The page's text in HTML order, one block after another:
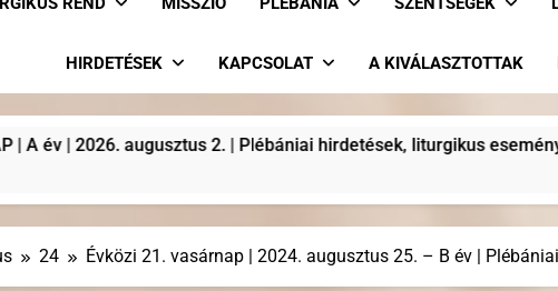
HIRDETÉSEK KAPCSOLAT A KIVÁLASZTOTTAK
hirdetések, liturgikus események “AKKOR
24 Évközi 21. vasárnap | 2024. augusztus 25. – B év |